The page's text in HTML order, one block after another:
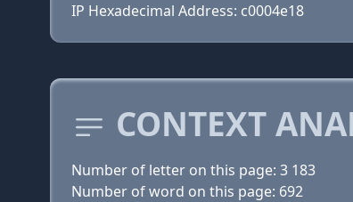
IP Hexadecimal Address: c0004e18
CONTEXT
Number of letter on this page: 3 183
Number of word on this page: 692